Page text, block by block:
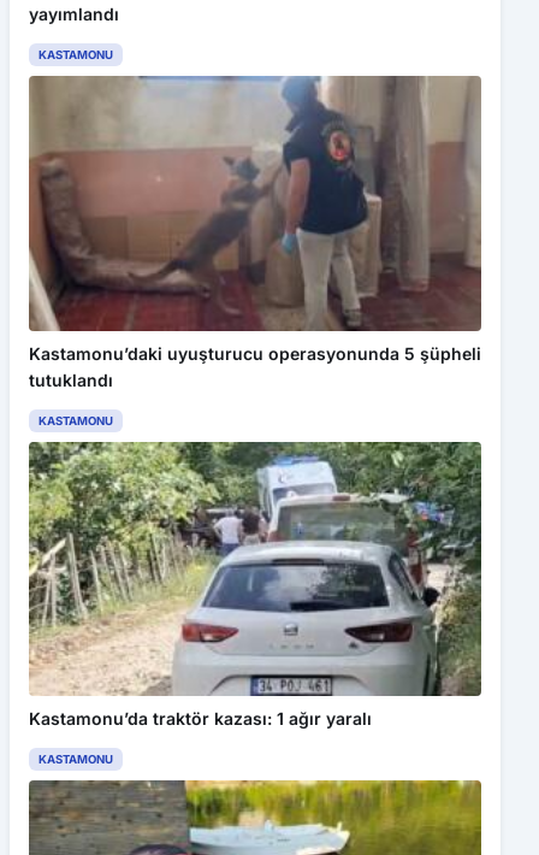
yayımlandı
KASTAMONU
Kastamonu’daki uyuşturucu operasyonunda 5 şüpheli
tutuklandı
KASTAMONU
Kastamonu’da traktör kazası: 1 ağır yaralı
KASTAMONU